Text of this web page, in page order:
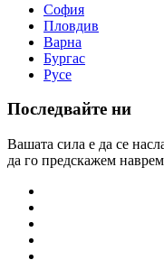
София
Пловдив
Варна
Бургас
Русе
Последвайте ни
Вашата сила е да се
да го предскажем